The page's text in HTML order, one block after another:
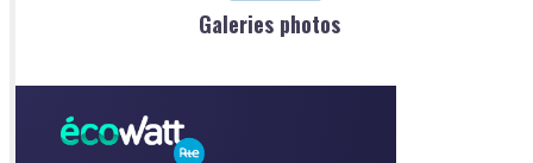
Galeries photos